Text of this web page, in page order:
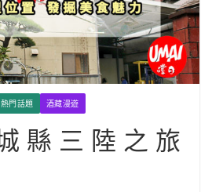
熱門話題 酒藏漫遊
縣 三 陸 之 旅